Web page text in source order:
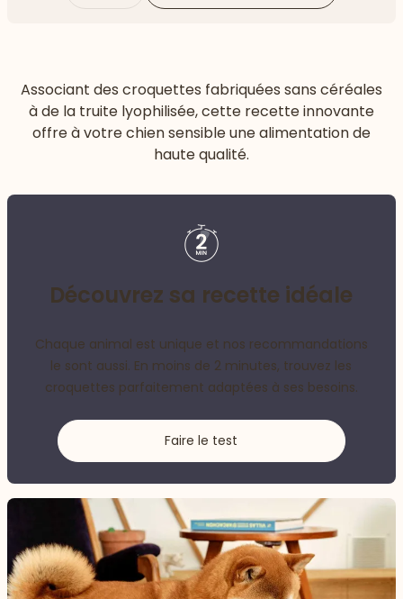
Associant des croquettes fabriquées sans céréales
à de la truite lyophilisée, cette recette innovante
offre à votre chien sensible une alimentation de
haute qualité.
Découvrez sa recette idéale
Chaque animal est unique et nos recommandations
le sont aussi. En moins de 2 minutes, trouvez les
croquettes parfaitement adaptées à ses besoins.
Faire le test